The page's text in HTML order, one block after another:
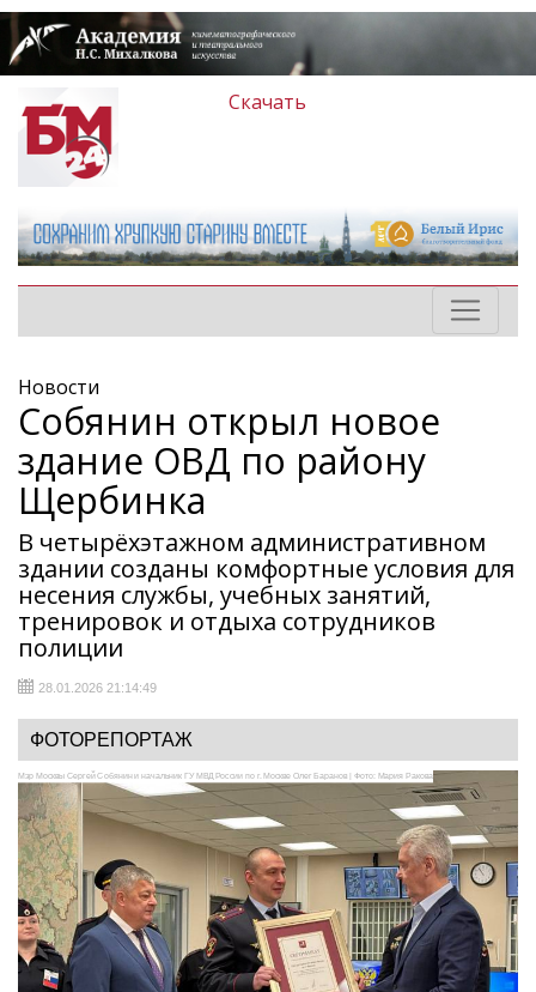
Скачать
Новости
Собянин открыл новое
здание ОВД по району
Щербинка
В четырёхэтажном административном
здании созданы комфортные условия для
несения службы, учебных занятий,
тренировок и отдыха сотрудников
полиции
28.01.2026 21:14:49
ФОТОРЕПОРТАЖ
Мэр Москвы Сергей Собянин и начальник ГУ МВД России по г. Москве Олег Баранов | Фото: Мария Ракова